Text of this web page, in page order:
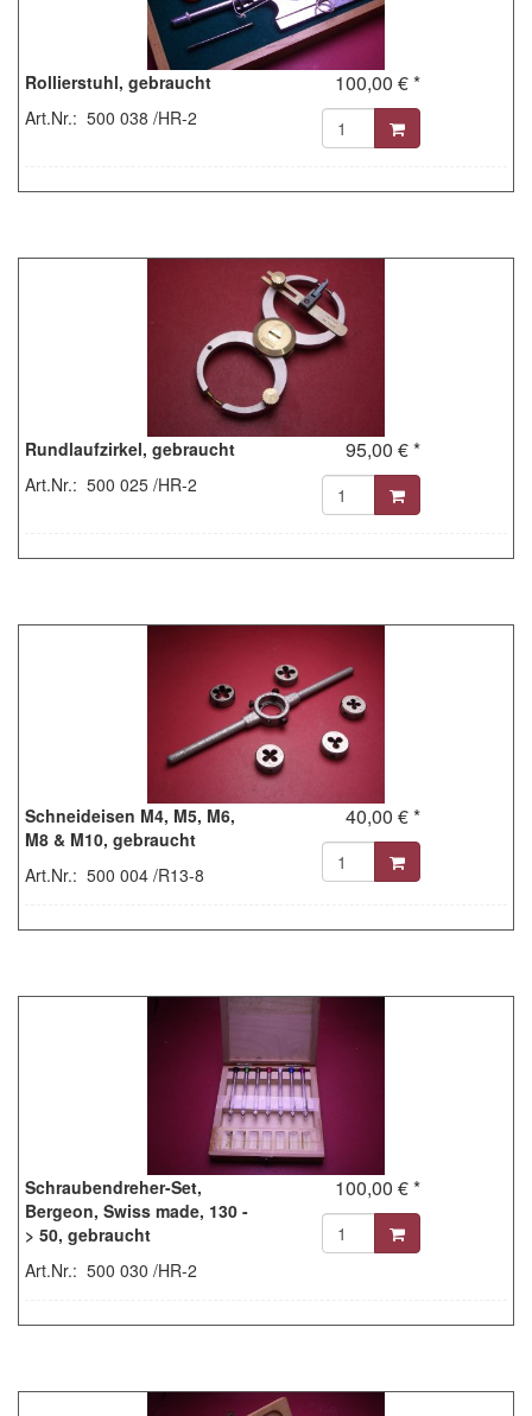
Rollierstuhl, gebraucht
Art.Nr.: 500 038 /HR-2
100,00 € *
Rundlaufzirkel, gebraucht
Art.Nr.: 500 025 /HR-2
95,00 € *
Schneideisen M4, M5, M6,
M8 & M10, gebraucht
Art.Nr.: 500 004 /R13-8
40,00 € *
Schraubendreher-Set,
Bergeon, Swiss made, 130 -
> 50, gebraucht
Art.Nr.: 500 030 /HR-2
100,00 € *